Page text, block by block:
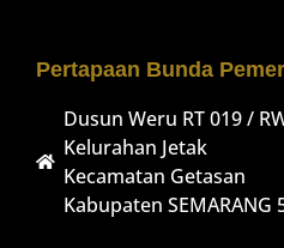
Pertapaan Bunda
Dusun Weru RT 019 /
Kelurahan Jetak
Kecamatan Getasan
Kabupaten SEMARANG